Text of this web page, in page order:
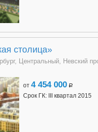
столица»
Центральный, Невский
от 4 454 000 a
Срок ГК: III квартал 2015